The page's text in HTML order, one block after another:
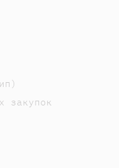
закупок